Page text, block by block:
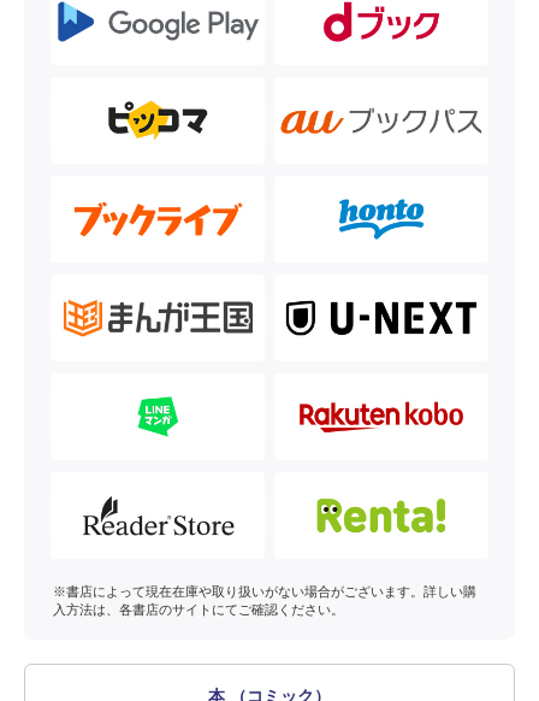
※書店によって現在在庫や取り扱いがない場合がございます。詳しい購
入方法は、各書店のサイトにてご確認ください。
本 （コミック）